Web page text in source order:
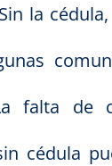
Sin la
falta de
cédula